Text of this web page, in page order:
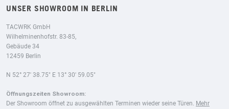
UNSER SHOWROOM IN BERLIN
TACWRK GmbH
Wilhelminenhofstr. 83-85,
Gebäude 34
12459 Berlin
N 52° 27′ 38.75″ E 13° 30′ 59.05″
Öffnungszeiten Showroom:
Der Showroom öffnet zu ausgewählten Terminen wieder seine Türen. Mehr